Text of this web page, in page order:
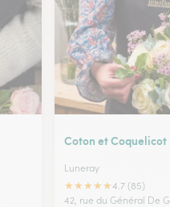
Coton et Coquelicot
Luneray
★★★★★4.7 (85)
42, rue du Général De